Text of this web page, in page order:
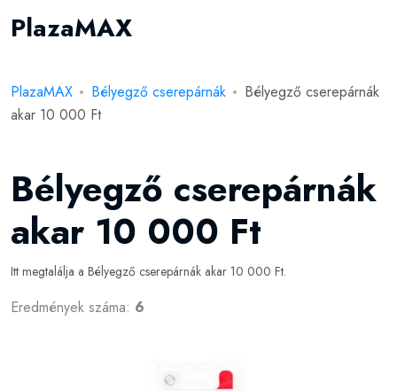
PlazaMAX
PlazaMAX Bélyegző cserepárnák
Bélyegző cserepárnák
akar 10 000 Ft
Bélyegző cserepárnák
akar 10 000 Ft
Itt megtalálja a Bélyegző cserepárnák akar 10 000 Ft.
Eredmények száma: 6